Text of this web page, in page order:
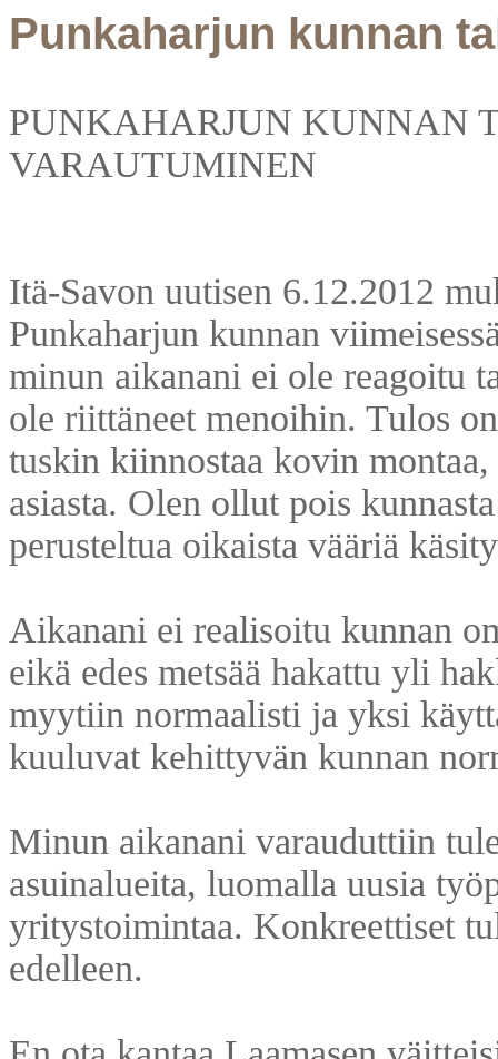
Punkaharjun kunnan
PUNKAHARJUN KUNNAN
VARAUTUMINEN
Itä-Savon uutisen 6.12.2012
Punkaharjun kunnan
minun aikanani ei ole reagoitu
ole riittäneet menoihin. Tulos
tuskin kiinnostaa kovin
asiasta. Olen ollut pois
perusteltua oikaista vääriä
Aikanani ei realisoitu kunnan
eikä edes metsää hakattu yli
myytiin normaalisti ja yksi
kuuluvat kehittyvän kunnan
Minun aikanani varauduttiin
asuinalueita, luomalla uusia
yritystoimintaa. Konkreettiset
edelleen.